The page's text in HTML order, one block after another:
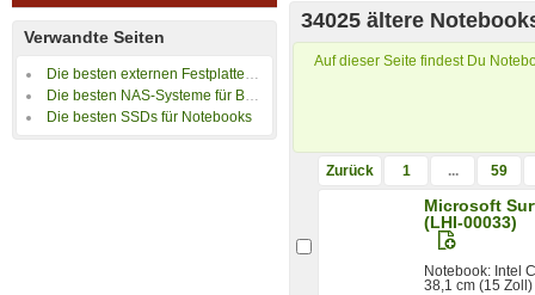
Verwandte Seiten
Die besten externen Festplatten für Notebooks
Die besten NAS-Systeme für Backups
Die besten SSDs für Notebooks
34025 ältere
Auf dieser Seite findest Du
Zurück 1 ... 59
Microsoft
(LHI-00033)
Notebook: Intel
38,1 cm (15